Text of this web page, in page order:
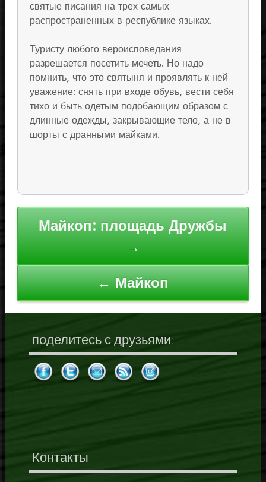
святые писания на трех самых
распространенных в республике языках.
Туристу любого вероисповедания
разрешается посетить мечеть. Но надо
помнить, что это святыня и проявлять к ней
уважение: снять при входе обувь, вести себя
тихо и быть одетым подобающим образом с
длинные одежды, закрывающие тело, а не в
шорты с дранными майками.
Навигация
по
записям
Майкоп: площадь Дружбы
→
← Майкоп
поделитесь с друзьями:
Контакты